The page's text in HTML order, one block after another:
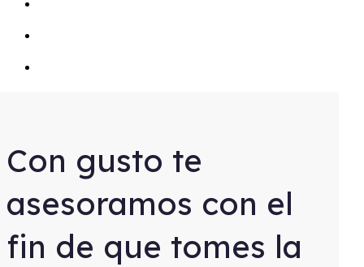
Con gusto te
asesoramos con el
fin de que tomes la